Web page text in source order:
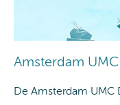
Amsterdam
De Amsterdam